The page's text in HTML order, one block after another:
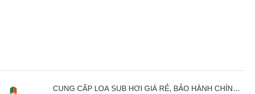
CUNG CẤP LOA SUB HƠI GIÁ RẺ, BẢO HÀNH CHÍNH